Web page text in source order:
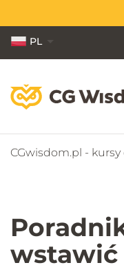
PL
EN
CGwisdom.pl -
wstawić